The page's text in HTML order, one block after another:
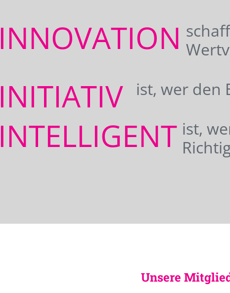
INNOVATION
INITIATIV ist, wer den
INTELLIGENT ist,
Unsere